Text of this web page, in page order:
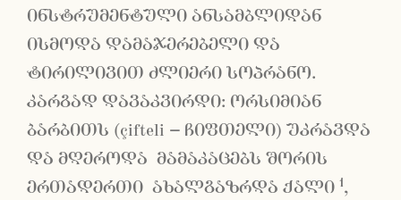
ინსტრუმენტული ანსამბლიდან
ისმოდა დამაჯერებელი და
ტირილივით ძლიერი სოპრანო.
კარგად დავაკვირდი: ორსიმიან
ბარბითს (çifteli – ჩიფთელი) უკრავდა
და მღეროდა მამაკაცებს შორის
ერთადერთი ახალგაზრდა ქალი 1,